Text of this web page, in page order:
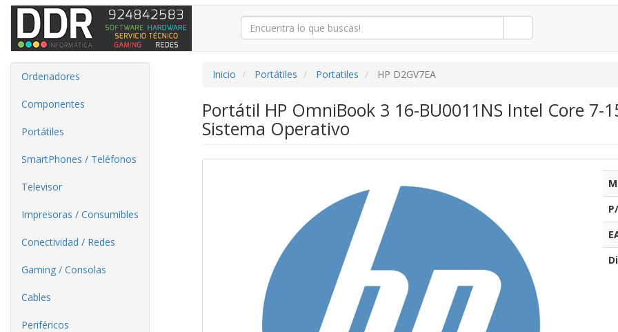
Ordenadores
Componentes
Portátiles
SmartPhones / Teléfonos
Televisor
Impresoras / Consumibles
Conectividad / Redes
Gaming / Consolas
Cables
Periféricos
Inicio Portátiles Portatiles HP D2GV7EA
Portátil HP OmniBook 3 16-BU0011NS Intel Core 7-
Sistema Operativo